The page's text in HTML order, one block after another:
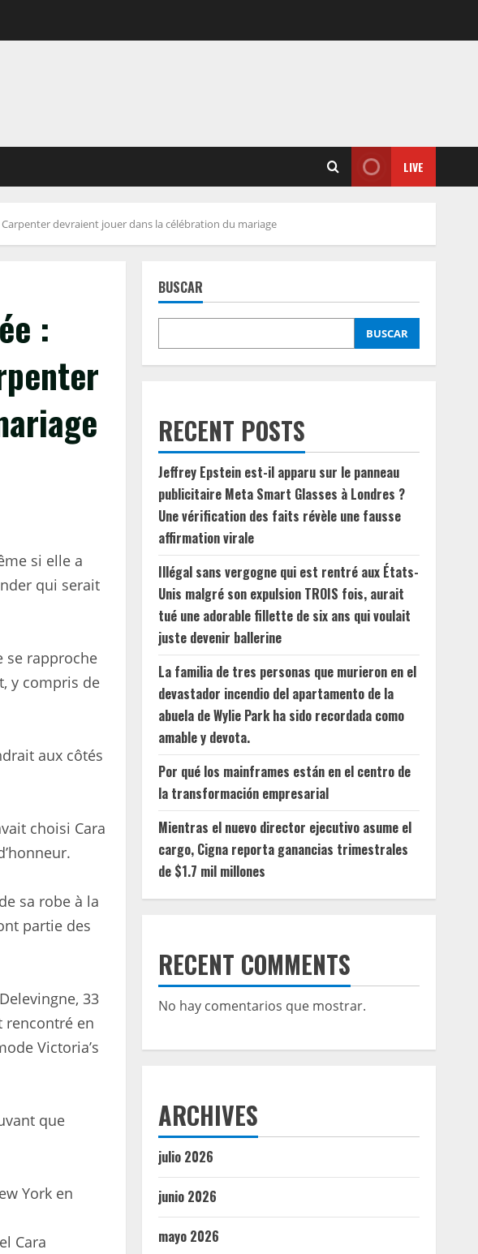
LIVE
devraient jouer dans la célébration du mariage
:
si elle a
qui serait
se rapproche
y compris de
aux côtés
choisi Cara
sa robe à la
partie des
33
rencontré en
Victoria’s
que
Cara
BUSCAR
BUSCAR
RECENT POSTS
Jeffrey Epstein est-il apparu sur le panneau
publicitaire Meta Smart Glasses à Londres ?
Une vérification des faits révèle une fausse
affirmation virale
Illégal sans vergogne qui est rentré aux États-
Unis malgré son expulsion TROIS fois, aurait
tué une adorable fillette de six ans qui voulait
juste devenir ballerine
La familia de tres personas que murieron en el
devastador incendio del apartamento de la
abuela de Wylie Park ha sido recordada como
amable y devota.
Por qué los mainframes están en el centro de
la transformación empresarial
Mientras el nuevo director ejecutivo asume el
cargo, Cigna reporta ganancias trimestrales
de $1.7 mil millones
RECENT COMMENTS
No hay comentarios que mostrar.
ARCHIVES
julio 2026
junio 2026
mayo 2026